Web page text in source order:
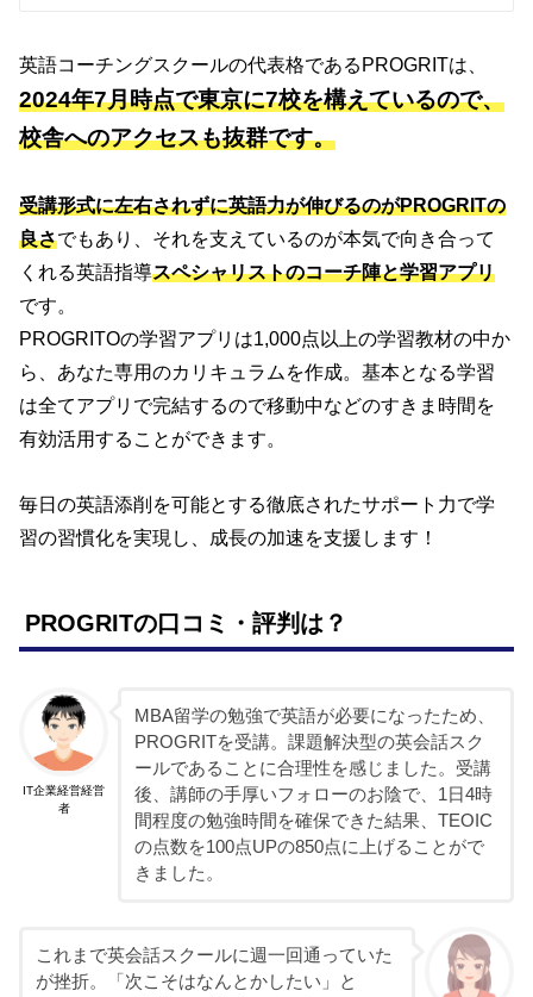
英語コーチングスクールの代表格であるPROGRITは、
2024年7月時点で東京に7校を構えているので、
校舎へのアクセスも抜群です。
受講形式に左右されずに英語力が伸びるのがPROGRITの
良さでもあり、それを支えているのが本気で向き合って
くれる英語指導スペシャリストのコーチ陣と学習アプリ
です。
PROGRITOの学習アプリは1,000点以上の学習教材の中か
ら、あなた専用のカリキュラムを作成。基本となる学習
は全てアプリで完結するので移動中などのすきま時間を
有効活用することができます。
毎日の英語添削を可能とする徹底されたサポート力で学
習の習慣化を実現し、成長の加速を支援します！
PROGRITの口コミ・評判は？
IT企業経営経営
者
MBA留学の勉強で英語が必要になったため、
PROGRITを受講。課題解決型の英会話スク
ールであることに合理性を感じました。受講
後、講師の手厚いフォローのお陰で、1日4時
間程度の勉強時間を確保できた結果、TEOIC
の点数を100点UPの850点に上げることがで
きました。
これまで英会話スクールに週一回通っていた
が挫折。「次こそはなんとかしたい」と